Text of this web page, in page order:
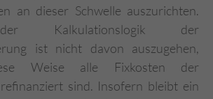
an dieser Schwelle auszurichten.
Kalkulationslogik der
ist nicht davon auszugehen,
Weise alle Fixkosten der
sind. Insofern bleibt ein